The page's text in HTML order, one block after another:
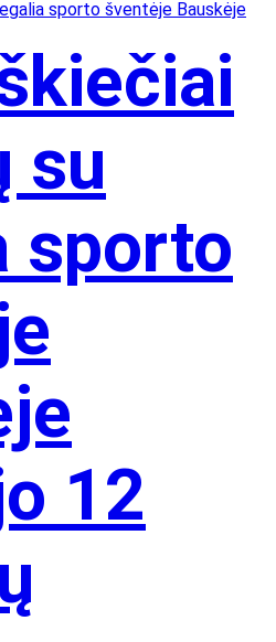
su
sporto
12